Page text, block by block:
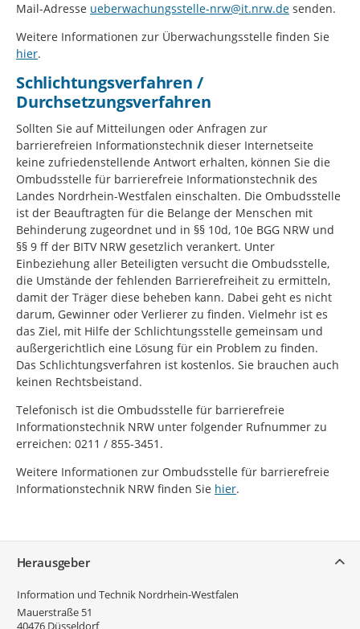
Mail-Adresse ueberwachungsstelle-nrw@it.nrw.de senden.
Weitere Informationen zur Überwachungsstelle finden Sie
hier.
Schlichtungsverfahren /
Durchsetzungsverfahren
Sollten Sie auf Mitteilungen oder Anfragen zur
barrierefreien Informationstechnik dieser Internetseite
keine zufriedenstellende Antwort erhalten, können Sie die
Ombudsstelle für barrierefreie Informationstechnik des
Landes Nordrhein-Westfalen einschalten. Die Ombudsstelle
ist der Beauftragten für die Belange der Menschen mit
Behinderung zugeordnet und in §§ 10d, 10e BGG NRW und
§§ 9 ff der BITV NRW gesetzlich verankert. Unter
Einbeziehung aller Beteiligten versucht die Ombudsstelle,
die Umstände der fehlenden Barrierefreiheit zu ermitteln,
damit der Träger diese beheben kann. Dabei geht es nicht
darum, Gewinner oder Verlierer zu finden. Vielmehr ist es
das Ziel, mit Hilfe der Schlichtungsstelle gemeinsam und
außergerichtlich eine Lösung für ein Problem zu finden.
Das Schlichtungsverfahren ist kostenlos. Sie brauchen auch
keinen Rechtsbeistand.
Telefonisch ist die Ombudsstelle für barrierefreie
Informationstechnik NRW unter folgender Rufnummer zu
erreichen: 0211 / 855-3451.
Weitere Informationen zur Ombudsstelle für barrierefreie
Informationstechnik NRW finden Sie hier.
Herausgeber
Information und Technik Nordrhein-Westfalen
Mauerstraße 51
40476 Düsseldorf